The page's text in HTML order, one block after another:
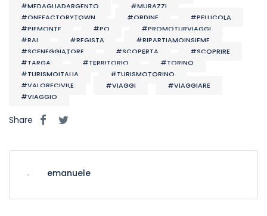
#MEDAGLIADARGENTO
#MURAZZI
#ONEFACTORYTOWN
#ORDINE
#PELLICOLA
#PIEMONTE
#PO
#PROMOTURVIAGGI
#RAI
#REGISTA
#RIPARTIAMOINSIEME
#SCENEGGIATORE
#SCOPERTA
#SCOPRIRE
#TARGA
#TERRITORIO
#TORINO
#TURISMOITALIA
#TURISMOTORINO
#VALORECIVILE
#VIAGGI
#VIAGGIARE
#VIAGGIO
Share
emanuele